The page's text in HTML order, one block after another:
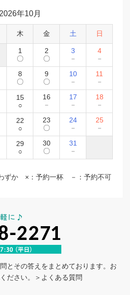
2026年10月
木 金 土 日
1
〇
2
〇
3
－
4
－
8
〇
9
〇
10
－
11
－
15
○
16
－
17
－
18
－
22
○
23
〇
24
－
25
－
29
○
30
〇
31
－
ずか ×：予約一杯 －：予約不可
とその答えをまとめております。お
ださい。
＞よくある質問